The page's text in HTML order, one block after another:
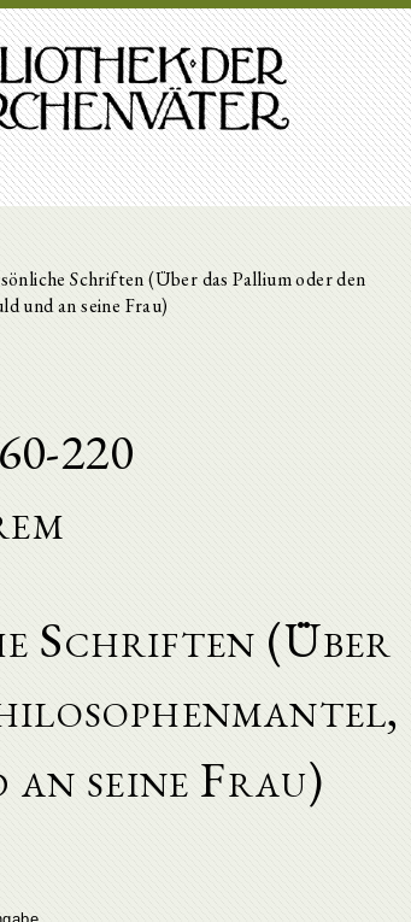
Schriften (Über das Pallium oder den
und an seine Frau)
220
Schriften (Über
seine Frau)